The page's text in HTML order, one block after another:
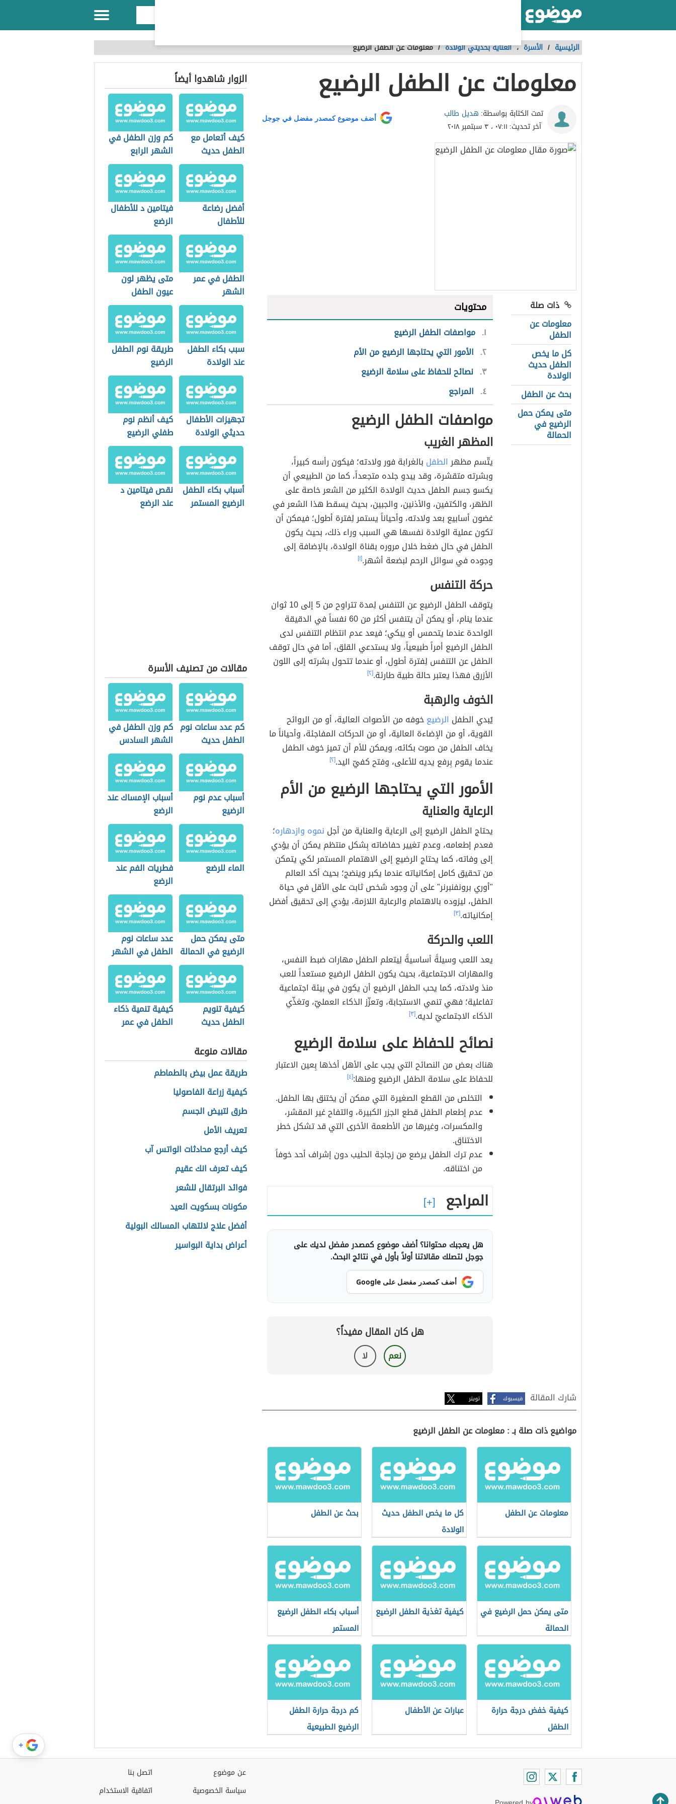
الرئيسية / الأسرة ،العناية بحديثي الولادة /معلومات عن الطفل الرضيع
معلومات عن الطفل الرضيع
تمت الكتابة بواسطة: هديل طالب
آخر تحديث: ٠٧:١١ ، ٣ سبتمبر ٢٠١٨
أضف موضوع كمصدر مفضل في جوجل
ذات صلة
معلومات عن
الطفل
كل ما يخص
الطفل حديث
الولادة
بحث عن الطفل
متى يمكن حمل
الرضيع في
الحمالة
محتويات
١ مواصفات الطفل الرضيع
٢ الأمور التي يحتاجها الرضيع من الأم
٣ نصائح للحفاظ على سلامة الرضيع
٤ المراجع
مواصفات الطفل الرضيع
المظهر الغريب
يتّسم مظهرالطفل بالغرابة فور ولادته؛ فيكون رأسه كبيراً،
وبشرته متقشرة، وقد يبدو جلده متجعداً، كما من الطبيعي أن
يكسو جسم الطفل حديث الولادة الكثير من الشعر خاصة على
الظهر، والكتفين، والأذنين، والجبين، بحيث يسقط هذا الشعر في
غضون أسابيع بعد ولادته، وأحياناً يستمر لِفترة أطول؛ فيمكن أن
تكون عملية الولادة نفسها هي السبب وراء ذلك، بحيث يكون
الطفل في حال ضغط خلال مروره بقناة الولادة، بالإضافة إلى
وجوده في سوائل الرحم لبضعة أشهر.[١]
حركة التنفس
يتوقف الطفل الرضيع عن التنفس لِمدة تتراوح من 5 إلى 10 ثوان
عندما ينام، أو يمكن أن يتنفس أكثر من 60 نفساً في الدقيقة
الواحدة عندما يتحمس أو يبكي؛ فيعد عدم انتظام التنفس لدى
الطفل الرضيع أمراً طبيعياً، ولا يستدعي القلق، أما في حال توقف
الطفل عن التنفس لِفترة أطول، أو عندما تتحول بشرته إلى اللون
الأزرق فهذا يعتبر حالة طبية طارئة.[٢]
الخوف والرهبة
يُبدي الطفل الرضيعخوفه من الأصوات العالية، أو من الروائح
القوية، أو من الإضاءة العالية، أو من الحركات المفاجئة، وأحياناً ما
يخاف الطفل من صوت بكائه، ويمكن للأم أن تميز خوف الطفل
عندما يقوم بِرفع يديه للأعلى، وفتح كفيّ اليد.[٢]
الأمور التي يحتاجها الرضيع من الأم
الرعاية والعناية
يحتاج الطفل الرضيع إلى الرعاية والعناية من أجل نموه وازدهاره؛
فعدم إطعامه، وعدم تغيير حفاضاته بِشكل منتظم يمكن أن يؤدي
إلى وفاته، كما يحتاج الرضيع إلى الاهتمام المستمر لكي يتمكن
من تحقيق كامل إمكانياته عندما يكبر وينضج؛ بحيث أكد العالم
"أوري برونفنبرنر" على أن وجود شخص ثابت على الأقل في حياة
الطفل، ليزوده بالاهتمام والرعاية اللازمة، يؤدي إلى تحقيق أفضل
إمكانياته.[٣]
اللعب والحركة
يعد اللعب وسيلةً أساسيةً لِيتعلم الطفل مهارات ضبط النفس،
والمهارات الاجتماعية، بحيث يكون الطفل الرضيع مستعداً للعب
منذ ولادته، كما يحب الطفل الرضيع أن يكون في بيئة اجتماعية
تفاعلية؛ فهي تنمي الاستجابة، وتعزّز الذكاء العمليّ، وتغذّي
الذكاء الاجتماعيّ لديه.[٣]
نصائح للحفاظ على سلامة الرضيع
هناك بعض من النصائح التي يجب على الأهل أخذها بِعين الاعتبار
للحفاظ على سلامة الطفل الرضيع ومنها:[٤]
التخلص من القطع الصغيرة التي ممكن أن يختنق بها الطفل.
عدم إطعام الطفل قطع الجزر الكبيرة، والتفاح غير المقشر،
والمكسرات، وغيرها من الأطعمة الأخرى التي قد تشكل خطر
الاختناق.
عدم ترك الطفل يرضع من زجاجة الحليب دون إشراف أحد خوفاً
من اختناقه.
المراجع
هل يعجبك محتوانا؟ أضف موضوع كمصدر مفضل لديك على
جوجل لتصلك مقالاتنا أولاً بأول في نتائج البحث.
أضف كمصدر مفضل على Google
هل كان المقال مفيداً؟
نعم لا
شارك المقالة فيسبوك تويتر
مواضيع ذات صلة بـ : معلومات عن الطفل الرضيع
معلومات عن الطفل
كل ما يخص الطفل حديث
الولادة
بحث عن الطفل
متى يمكن حمل الرضيع في
الحمالة
كيفية تغذية الطفل الرضيع
أسباب بكاء الطفل الرضيع
المستمر
كيفية خفض درجة حرارة
الطفل
عبارات عن الأطفال
كم درجة حرارة الطفل
الرضيع الطبيعية
الزوار شاهدوا أيضاً
كيف أتعامل مع
الطفل حديث
الولادة
كم وزن الطفل في
الشهر الرابع
أفضل رضاعة
للأطفال
فيتامين د للأطفال
الرضع
الطفل في عمر
الشهر
متى يظهر لون
عيون الطفل
الحقيقي
سبب بكاء الطفل
عند الولادة
طريقة نوم الطفل
الرضيع
تجهيزات الأطفال
حديثي الولادة
كيف أنظم نوم
طفلي الرضيع
أسباب بكاء الطفل
الرضيع المستمر
نقص فيتامين د
عند الرضع
مقالات من تصنيف الأسرة
كم عدد ساعات نوم
الطفل حديث
الولادة
كم وزن الطفل في
الشهر السادس
أسباب عدم نوم
الرضيع
أسباب الإمساك عند
الرضع
الماء للرضع
فطريات الفم عند
الرضع
متى يمكن حمل
الرضيع في الحمالة
عدد ساعات نوم
الطفل في الشهر
الثالث
كيفية تنويم
الطفل حديث
كيفية تنمية ذكاء
الطفل في عمر
مقالات منوعة
طريقة عمل بيض بالطماطم
كيفية زراعة الفاصوليا
طرق لتبيض الجسم
تعريف الأمل
كيف أرجع محادثات الواتس آب
كيف تعرف انك عقيم
فوائد البرتقال للشعر
مكونات بسكويت العيد
أفضل علاج لالتهاب المسالك البولية
أعراض بداية البواسير
اتصل بنا
اتفاقية الاستخدام
عن موضوع
سياسة الخصوصية
+